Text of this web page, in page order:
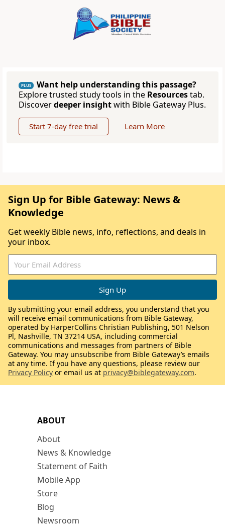
PLUS
Want help understanding this passage?
Explore trusted study tools in the Resourcestab.
Discoverdeeper insightwith Bible Gateway Plus.
Start 7-day free trial Learn More
ABOUT
About
News & Knowledge
Statement of Faith
Mobile App
Store
Blog
Newsroom
Sign Up for Bible Gateway: News &
Knowledge
Get weekly Bible news, info, reflections, and deals in
your inbox.
By submitting your email address, you understand that you
will receive email communications from Bible Gateway,
operated by HarperCollins Christian Publishing, 501 Nelson
Pl, Nashville, TN 37214 USA, including commercial
communications and messages from partners of Bible
Gateway. You may unsubscribe from Bible Gateway’s emails
at any time. If you have any questions, please review our
Privacy Policy or email us at privacy@biblegateway.com.